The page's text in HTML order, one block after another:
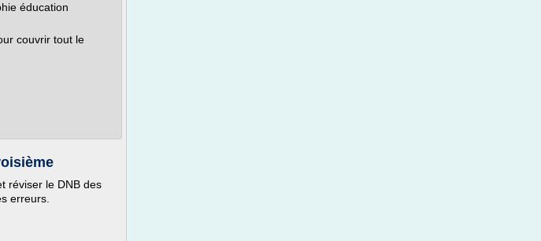
éducation
couvrir tout le
réviser le DNB des
erreurs.